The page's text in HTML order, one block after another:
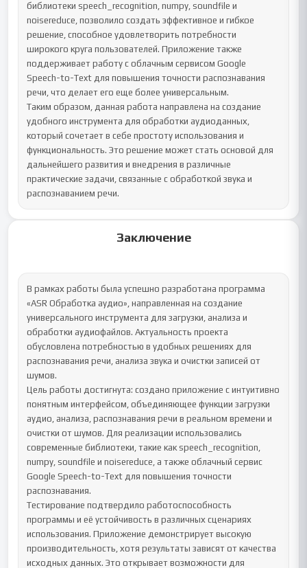
библиотеки speech_recognition, numpy, soundfile и
noisereduce, позволило создать эффективное и гибкое
решение, способное удовлетворить потребности
широкого круга пользователей. Приложение также
поддерживает работу с облачным сервисом Google
Speech-to-Text для повышения точности распознавания
речи, что делает его еще более универсальным.
Таким образом, данная работа направлена на создание
удобного инструмента для обработки аудиоданных,
который сочетает в себе простоту использования и
функциональность. Это решение может стать основой для
дальнейшего развития и внедрения в различные
практические задачи, связанные с обработкой звука и
распознаванием речи.
Заключение
В рамках работы была успешно разработана программа
«ASR Обработка аудио», направленная на создание
универсального инструмента для загрузки, анализа и
обработки аудиофайлов. Актуальность проекта
обусловлена потребностью в удобных решениях для
распознавания речи, анализа звука и очистки записей от
шумов.
Цель работы достигнута: создано приложение с интуитивно
понятным интерфейсом, объединяющее функции загрузки
аудио, анализа, распознавания речи в реальном времени и
очистки от шумов. Для реализации использовались
современные библиотеки, такие как speech_recognition,
numpy, soundfile и noisereduce, а также облачный сервис
Google Speech-to-Text для повышения точности
распознавания.
Тестирование подтвердило работоспособность
программы и её устойчивость в различных сценариях
использования. Приложение демонстрирует высокую
производительность, хотя результаты зависят от качества
исходных данных. Это открывает возможности для